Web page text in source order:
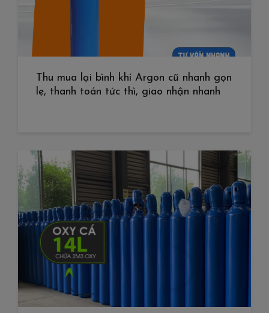
Thu mua lại bình khí Argon cũ nhanh gọn
lẹ, thanh toán tức thì, giao nhận nhanh